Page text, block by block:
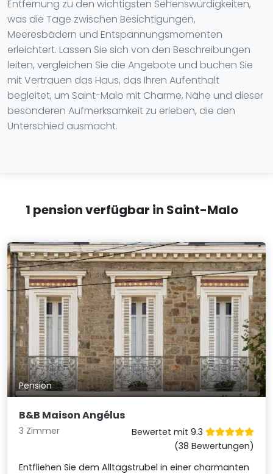
Entfernung zu den wichtigsten Sehenswürdigkeiten,
was die Tage zwischen Besichtigungen,
Meeresbädern und Entspannungsmomenten
erleichtert. Lassen Sie sich von den Beschreibungen
leiten, vergleichen Sie die Angebote und buchen Sie
mit Vertrauen das Haus, das Ihren Aufenthalt
begleitet, um Saint-Malo mit Charme, Nähe und dieser
besonderen Aufmerksamkeit zu erleben, die den
Unterschied ausmacht.
1 pension verfügbar in Saint-Malo
Pension
B&B Maison Angélus
3 Zimmer
Bewertet mit 9.3
(38 Bewertungen)
Entfliehen Sie dem Alltagstrubel in einer charmanten